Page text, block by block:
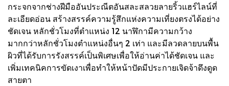
กระจกจากช่างฝีมืออันประณีตอันสละสลวยลายริ้วแฮร์ไลน์ที่
ละเอียดอ่อน สร้างสรรค์ความรู้สึกแห่งความเที่ยงตรงได้อย่าง
ชัดเจน หลักชั่วโมงที่ตำแหน่ง 12 นาฬิกามีความกว้าง
มากกว่าหลักชั่วโมงตำแหน่งอื่นๆ 2 เท่า และมีลวดลายบนพื้น
ผิวที่ได้รับการรังสรรค์เป็นพิเศษเพื่อให้อ่านค่าได้ชัดเจน และ
เพิ่มเทคนิคการขัดเงาเพื่อทำให้หน้าปัดมีประกายเจิดจ้าดึงดูด
สายตา